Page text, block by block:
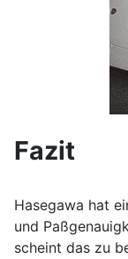
Fazit
Hasegawa hat
und
scheint das zu